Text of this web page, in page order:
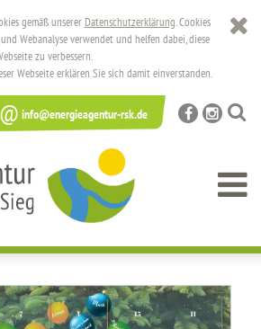
@ info@energieagentur-rsk.de
gemäß unserer Datenschutzerklärung. Cookies
Webanalyse verwendet und helfen dabei, diese
zu verbessern.
Webseite erklären Sie sich damit einverstanden.